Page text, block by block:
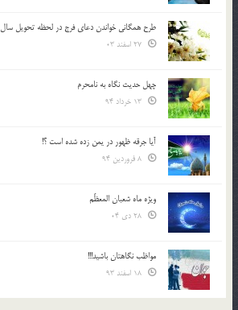
طرح همگانی خواندن دعای فرج در لحظه تحویل سال
چهل حدیث نگاه به نامحرم
آیا جرقه ظهور در یمن زده شده است ؟!
ویژه ماه شعبان المعظّم
مواظب نگاهتان باشید!!!